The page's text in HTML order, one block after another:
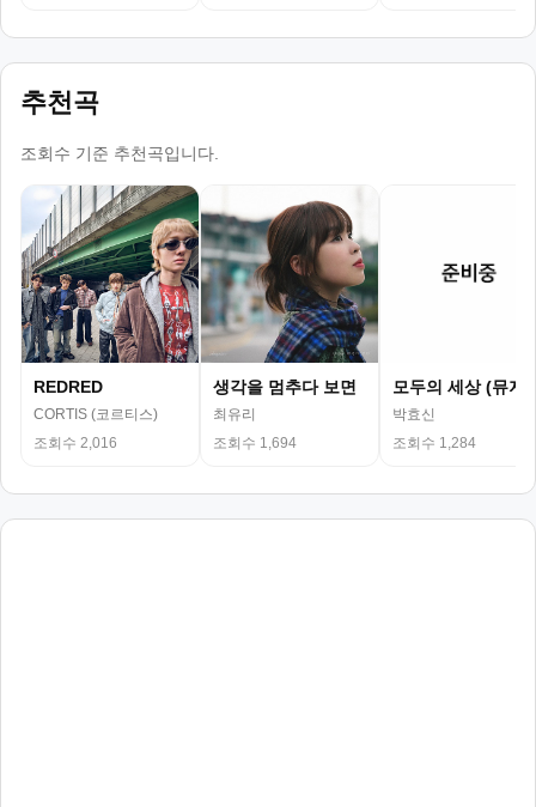
추천곡
조회수 기준 추천곡입니다.
REDRED
CORTIS (코르티스)
조회수 2,016
생각을 멈추다 보면
최유리
조회수 1,694
모두의 세상 (뮤지
박효신
조회수 1,284